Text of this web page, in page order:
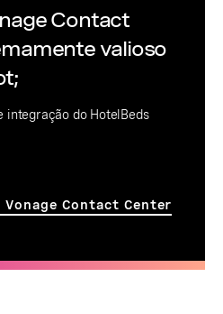
Contact
valioso
integração do HotelBeds
Vonage Contact Center